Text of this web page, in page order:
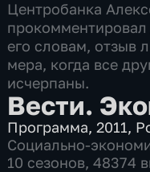
Центробанка
прокомментировал
его словам, отзыв
мера, когда все
исчерпаны.
Вести.
Программа,2011,
Социально-
10 сезонов, 48374